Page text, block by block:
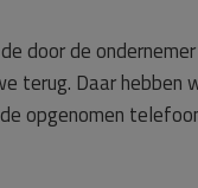
door de
terug. Daar hebben
opgenomen